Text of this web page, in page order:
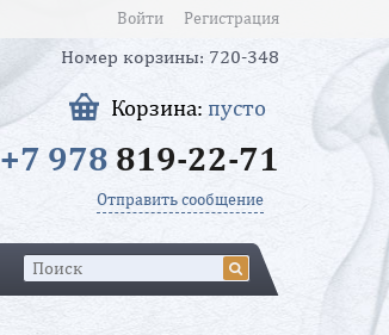
Войти Регистрация
Номер корзины: 720-348
Корзина: пусто
+7 978 819-22-71
Отправить сообщение